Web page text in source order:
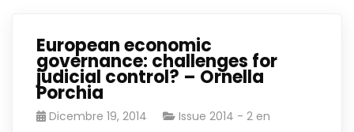
European economic
governance: challenges for
judicial control? – Ornella
Porchia
Dicembre 19, 2014 Issue 2014 - 2 en